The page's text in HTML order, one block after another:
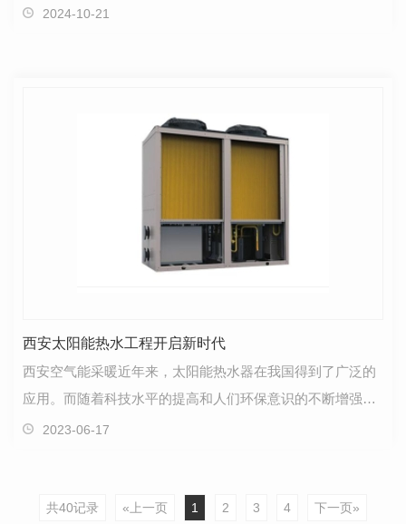
动绿色能源的普及和应用，以..对环境的压力。在…
2024-10-21
西安太阳能热水工程开启新时代
西安空气能采暖近年来，太阳能热水器在我国得到了广泛的
应用。而随着科技水平的提高和人们环保意识的不断增强，
太阳能热水系统已成为建筑节能领域的主流选择。西安…
2023-06-17
共40记录 «上一页 1 2 3 4 下一页»